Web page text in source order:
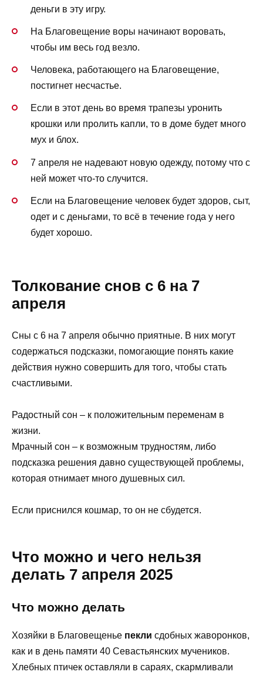
деньги в эту игру.
На Благовещение воры начинают воровать,
чтобы им весь год везло.
Человека, работающего на Благовещение,
постигнет несчастье.
Если в этот день во время трапезы уронить
крошки или пролить капли, то в доме будет много
мух и блох.
7 апреля не надевают новую одежду, потому что с
ней может что-то случится.
Если на Благовещение человек будет здоров, сыт,
одет и с деньгами, то всё в течение года у него
будет хорошо.
Толкование снов с 6 на 7
апреля
Сны с 6 на 7 апреля обычно приятные. В них могут
содержаться подсказки, помогающие понять какие
действия нужно совершить для того, чтобы стать
счастливыми.
Радостный сон – к положительным переменам в
жизни.
Мрачный сон – к возможным трудностям, либо
подсказка решения давно существующей проблемы,
которая отнимает много душевных сил.
Если приснился кошмар, то он не сбудется.
Что можно и чего нельзя
делать 7 апреля 2025
Что можно делать
Хозяйки в Благовещенье пекли сдобных жаворонков,
как и в день памяти 40 Севастьянских мучеников.
Хлебных птичек оставляли в сараях, скармливали